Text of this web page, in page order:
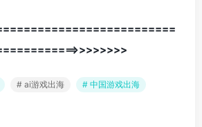
# ai游戏出海
# 中国游戏出海